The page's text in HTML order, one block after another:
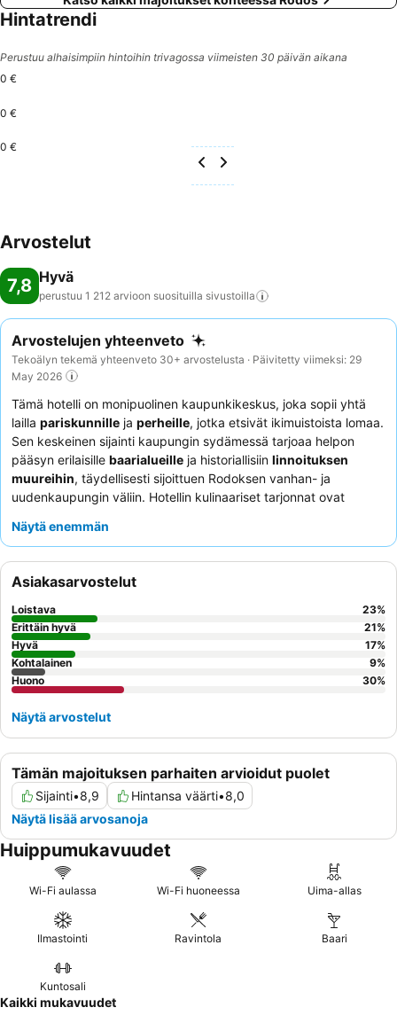
Hintatrendi
Perustuu alhaisimpiin hintoihin trivagossa viimeisten 30 päivän aikana
0 €
0 €
0 €
Arvostelut
7,8 Hyvä
perustuu 1 212 arvioon suosituilla sivustoilla
Arvostelujen yhteenveto
Tekoälyn tekemä yhteenveto 30+ arvostelusta · Päivitetty viimeksi: 29
May 2026
Tämä hotelli on monipuolinen kaupunkikeskus, joka sopii yhtä
lailla pariskunnille ja perheille, jotka etsivät ikimuistoista lomaa.
Sen keskeinen sijainti kaupungin sydämessä tarjoaa helpon
pääsyn erilaisille baarialueille ja historiallisiin linnoituksen
muureihin, täydellisesti sijoittuen Rodoksen vanhan- ja
uudenkaupungin väliin. Hotellin kulinaariset tarjonnat ovat
ruoan laatua, erityisesti jatkuvasti täydennettyä aamiaispöytää.
ystävällisyyttä ja avuliaisuutta, ja
saa usein kiitosta vieraanvaraisesta asenteestaan ja paikallisista
vinkeistään. Rauhallisempaa oleskelua varten vieraiden tulisi
pyytää huonetta puutarhan puolelta välttääkseen kadun tai
rakennustyömaan melua.
Näytä enemmän
Tämän majoituksen parhaiten arvioidut puolet
Sijainti•8,9 Hintansa väärti•8,0
Näytä lisää arvosanoja
Asiakasarvostelut
Loistava 23%
Erittäin hyvä
21%
Hyvä
17%
Kohtalainen
9%
Huono
30%
Näytä arvostelut
Huippumukavuudet
Wi-Fi aulassa Wi-Fi huoneessa Uima-allas
Ilmastointi Ravintola Baari
Kuntosali
Kaikki mukavuudet